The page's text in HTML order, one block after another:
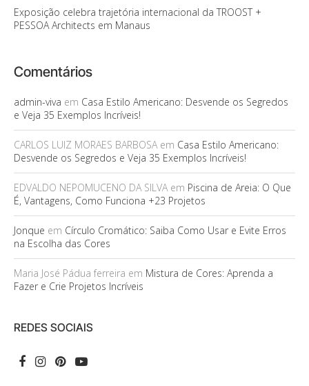
Exposição celebra trajetória internacional da TROOST +
PESSOA Architects em Manaus
Comentários
admin-viva em Casa Estilo Americano: Desvende os Segredos
e Veja 35 Exemplos Incríveis!
CARLOS LUIZ MORAES BARBOSAem Casa Estilo Americano:
Desvende os Segredos e Veja 35 Exemplos Incríveis!
EDVALDO NEPOMUCENO DA SILVAem Piscina de Areia: O Que
É, Vantagens, Como Funciona +23 Projetos
Jonque em Círculo Cromático: Saiba Como Usar e Evite Erros
na Escolha das Cores
Maria José Pádua ferreira em Mistura de Cores: Aprenda a
Fazer e Crie Projetos Incríveis
REDES SOCIAIS